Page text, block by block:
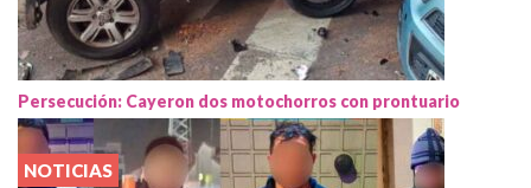
Persecución: Cayeron dos motochorros con prontuario
NOTICIAS